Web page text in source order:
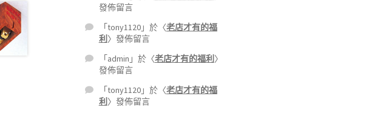
發佈留言
「tony1120」於〈老店才有的福
利 〉發佈留言
「admin 」於〈老店才有的福利 〉
發佈留言
「tony1120」於〈老店才有的福
利 〉發佈留言